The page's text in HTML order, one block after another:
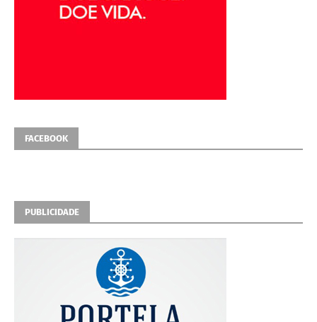
FACEBOOK
PUBLICIDADE